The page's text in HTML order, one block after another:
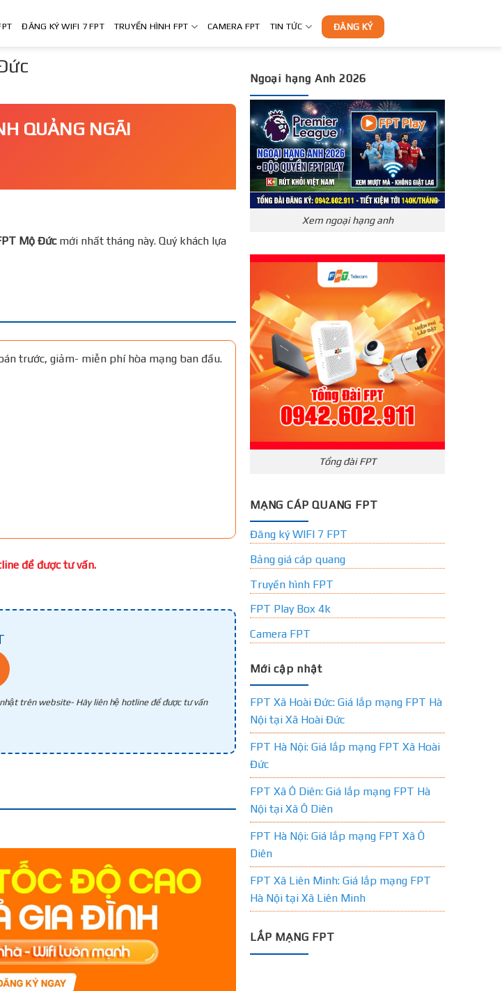
ĐĂNG KÝ WIFI 7 FPT TRUYỀN HÌNH FPT CAMERA FPT TIN TỨC ĐĂNG KÝ
QUẢNG NGÃI
Mộ Đứcmới nhất tháng này. Quý khách lựa
trước, giảm- miễn phí hòa mạng ban đầu.
để được tư vấn.
trên website- Hãy liên hệ hotline để được tư vấn
Ngoại hạng Anh 2026
Xem ngoại hạng anh
Tổng đài FPT
MẠNG CÁP QUANG FPT
Đăng ký WIFI 7 FPT
Bảng giá cáp quang
Truyền hình FPT
FPT Play Box 4k
Camera FPT
Mới cập nhật
FPT Xã Hoài Đức: Giá lắp mạng FPT Hà
Nội tại Xã Hoài Đức
FPT Hà Nội: Giá lắp mạng FPT Xã Hoài
Đức
FPT Xã Ô Diên: Giá lắp mạng FPT Hà
Nội tại Xã Ô Diên
FPT Hà Nội: Giá lắp mạng FPT Xã Ô
Diên
FPT Xã Liên Minh: Giá lắp mạng FPT
Hà Nội tại Xã Liên Minh
LẮP MẠNG FPT